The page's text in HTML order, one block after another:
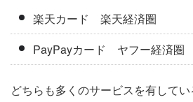
楽天カード 楽天経済圏
PayPayカード ヤフー経済圏
どちらも多くのサービスを有してい